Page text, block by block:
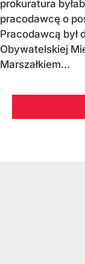
prokuratura
pracodawcę o
Pracodawcą był
Obywatelskiej
Marszałkiem...